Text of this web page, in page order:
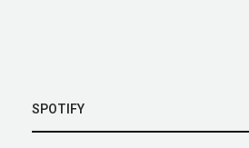
SPOTIFY